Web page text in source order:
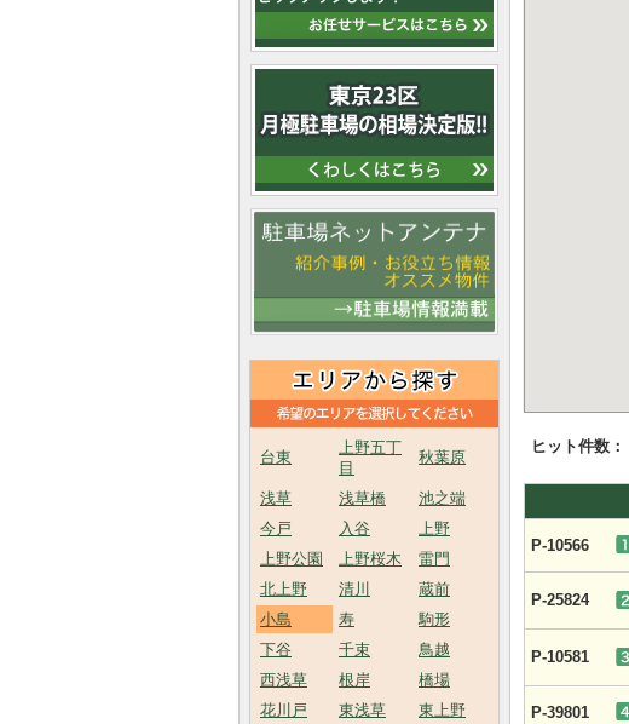
台東
上野五丁
目
秋葉原
浅草 浅草橋
池之端
今戸
入谷
上野
上野公園
上野桜木
雷門
北上野
清川
蔵前
小島
寿
駒形
下谷
千束
鳥越
西浅草
根岸
橋場
花川戸
東浅草
東上野
ヒット件数：
P-10566
P-25824
P-10581
P-39801